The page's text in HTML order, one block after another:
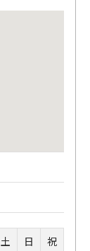
土 日
祝